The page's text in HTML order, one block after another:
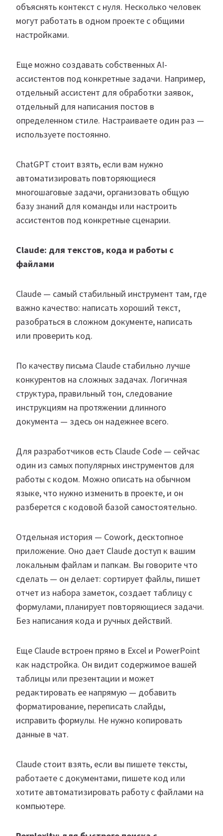
объяснять контекст с нуля. Несколько человек
могут работать в одном проекте с общими
настройками.
Еще можно создавать собственных AI-
ассистентов под конкретные задачи. Например,
отдельный ассистент для обработки заявок,
отдельный для написания постов в
определенном стиле. Настраиваете один раз —
используете постоянно.
ChatGPT стоит взять, если вам нужно
автоматизировать повторяющиеся
многошаговые задачи, организовать общую
базу знаний для команды или настроить
ассистентов под конкретные сценарии.
Claude: для текстов, кода и работы с
файлами
Claude — самый стабильный инструмент там, где
важно качество: написать хороший текст,
разобраться в сложном документе, написать
или проверить код.
По качеству письма Claude стабильно лучше
конкурентов на сложных задачах. Логичная
структура, правильный тон, следование
инструкциям на протяжении длинного
документа — здесь он надежнее всего.
Для разработчиков есть Claude Code — сейчас
один из самых популярных инструментов для
работы с кодом. Можно описать на обычном
языке, что нужно изменить в проекте, и он
разберется с кодовой базой самостоятельно.
Отдельная история — Cowork, десктопное
приложение. Оно дает Claude доступ к вашим
локальным файлам и папкам. Вы говорите что
сделать — он делает: сортирует файлы, пишет
отчет из набора заметок, создает таблицу с
формулами, планирует повторяющиеся задачи.
Без написания кода и ручных действий.
Еще Claude встроен прямо в Excel и PowerPoint
как надстройка. Он видит содержимое вашей
таблицы или презентации и может
редактировать ее напрямую — добавить
форматирование, переписать слайды,
исправить формулы. Не нужно копировать
данные в чат.
Claude стоит взять, если вы пишете тексты,
работаете с документами, пишете код или
хотите автоматизировать работу с файлами на
компьютере.